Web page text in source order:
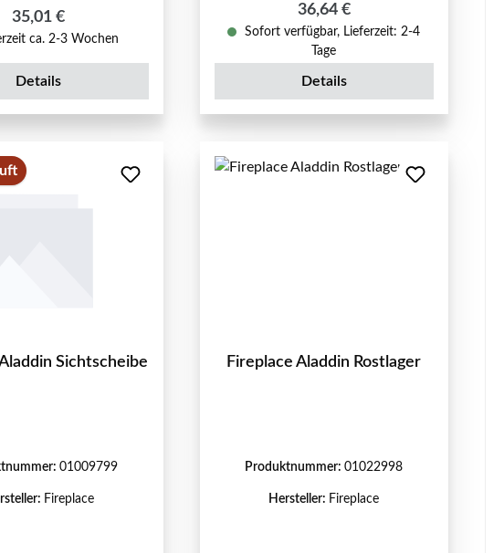
Regulärer Preis:
35,01 €
ca. 2-3 Wochen
Details
Regulärer Preis:
36,64 €
Sofort verfügbar, Lieferzeit: 2-4
Tage
Details
Sichtscheibe
01009799
Fireplace
Fireplace Aladdin Rostlager
Produktnummer:01022998
Hersteller: Fireplace